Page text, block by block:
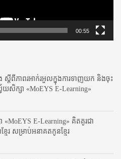
00:55
តី​ពីភាព​រអាក់រអួល​ក្នុងការ​ទាញ​យក និង​ចុះ​
យសិក្សា «MoEYS E-Learning»
«MoEYS E-Learning» គិតគូរជា
មែរ សម្រាប់អនាគតកូនខ្មែរ